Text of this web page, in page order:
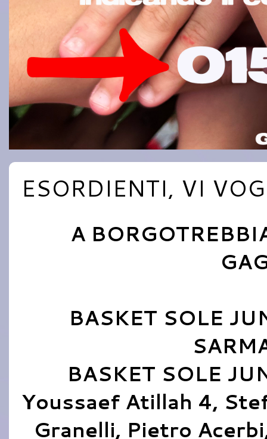
ESORDIENTI, VI
A
BASKET SOLE
BASKET SOLE
Youssaef Atillah 4,
Granelli, Pietro